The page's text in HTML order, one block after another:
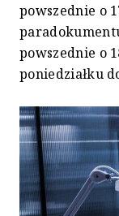
powszednie o
powszednie o
poniedziałku